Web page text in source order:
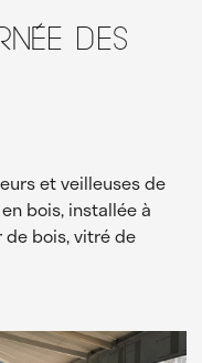
des
et veilleuses de
bois, installée à
de bois, vitré de